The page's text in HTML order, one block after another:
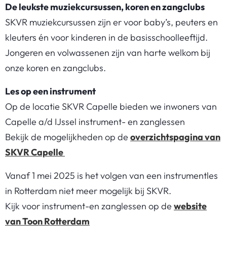
De leukste muziekcursussen, koren en zangclubs
SKVR muziekcursussen zijn er voor baby’s, peuters en
kleuters én voor kinderen in de basisschoolleeftijd.
Jongeren en volwassenen zijn van harte welkom bij
onze koren en zangclubs.
Les op een instrument
Op de locatie SKVR Capelle bieden we inwoners van
Capelle a/d IJssel instrument- en zanglessen
Bekijk de mogelijkheden op de overzichtspagina van
SKVR Capelle
Vanaf 1 mei 2025 is het volgen van een instrumentles
in Rotterdam niet meer mogelijk bij SKVR.
Kijk voor instrument-en zanglessen op de website
van Toon Rotterdam